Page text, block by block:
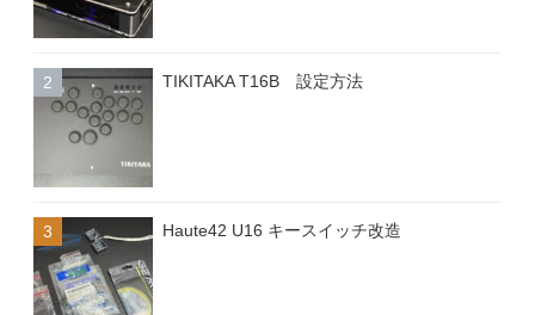
TIKITAKA T16B 設定方法
Haute42 U16 キースイッチ改造